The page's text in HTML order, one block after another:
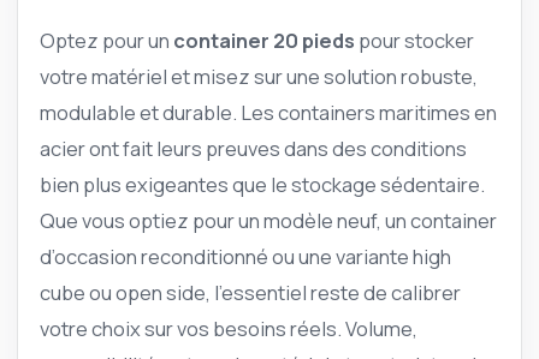
Optez pour un container 20 pieds pour stocker
votre matériel et misez sur une solution robuste,
modulable et durable. Les containers maritimes en
acier ont fait leurs preuves dans des conditions
bien plus exigeantes que le stockage sédentaire.
Que vous optiez pour un modèle neuf, un container
d’occasion reconditionné ou une variante high
cube ou open side, l’essentiel reste de calibrer
votre choix sur vos besoins réels. Volume,